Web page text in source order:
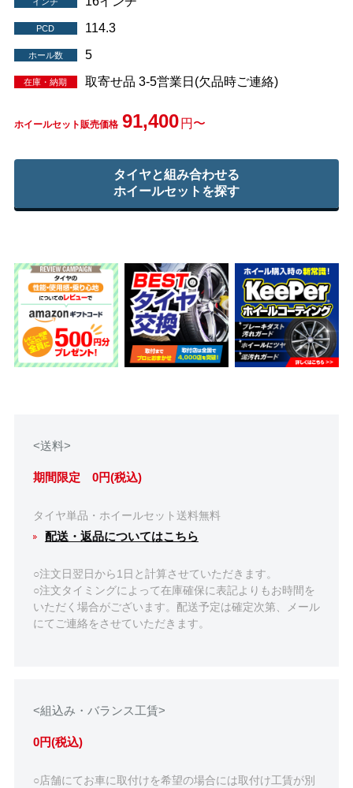
PCD 114.3
ホール数 5
在庫・納期 取寄せ品 3-5営業日(欠品時ご連絡)
ホイールセット販売価格 91,400 円〜
タイヤと組み合わせる
ホイールセットを探す
<送料>
期間限定 0円(税込)
タイヤ単品・ホイールセット送料無料
配送・返品についてはこちら
○注文日翌日から1日と計算させていただきます。
○注文タイミングによって在庫確保に表記よりもお時間を
いただく場合がございます。配送予定は確定次第、メール
にてご連絡をさせていただきます。
<組込み・バランス工賃>
0円(税込)
○店舗にてお車に取付けを希望の場合には取付け工賃が別